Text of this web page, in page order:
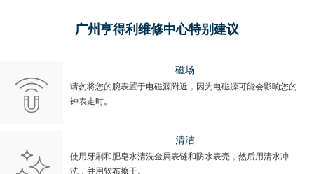
广州亨得利维修中心特别建议
磁场
请勿将您的腕表置于电磁源附近，因为电磁源可能会影响您的
钟表走时。
清洁
使用牙刷和肥皂水清洗金属表链和防水表壳，然后用清水冲
洗，并用软布擦干。